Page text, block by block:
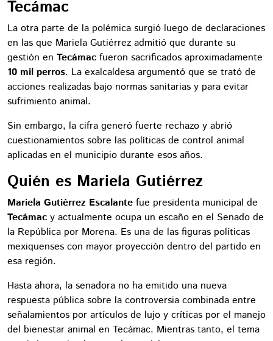
Tecámac
La otra parte de la polémica surgió luego de declaraciones
en las que Mariela Gutiérrez admitió que durante su
gestión en Tecámac fueron sacrificados aproximadamente
10 mil perros. La exalcaldesa argumentó que se trató de
acciones realizadas bajo normas sanitarias y para evitar
sufrimiento animal.
Sin embargo, la cifra generó fuerte rechazo y abrió
cuestionamientos sobre las políticas de control animal
aplicadas en el municipio durante esos años.
Quién es Mariela Gutiérrez
Mariela Gutiérrez Escalante fue presidenta municipal de
Tecámac y actualmente ocupa un escaño en el Senado de
la República por Morena. Es una de las figuras políticas
mexiquenses con mayor proyección dentro del partido en
esa región.
Hasta ahora, la senadora no ha emitido una nueva
respuesta pública sobre la controversia combinada entre
señalamientos por artículos de lujo y críticas por el manejo
del bienestar animal en Tecámac. Mientras tanto, el tema